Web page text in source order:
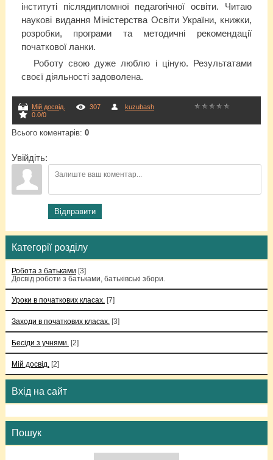
інституті післядипломної педагогічної освіти. Читаю
наукові видання Міністерства Освіти України, книжки,
розробки, програми та методичні рекомендації
початкової ланки.
Роботу свою дуже люблю і ціную. Результатами
своєї діяльності задоволена.
Мій досвід. 307
kuzubash
0.0/0
Всього коментарів: 0
Увійдіть:
Відправити
Категорії розділу
Робота з батьками [3]
Досвід роботи з батьками, батьківські збори.
Уроки в початкових класах. [7]
Заходи в початкових класах. [3]
Бесіди з учнями. [2]
Мій досвід. [2]
Вхід на сайт
Пошук